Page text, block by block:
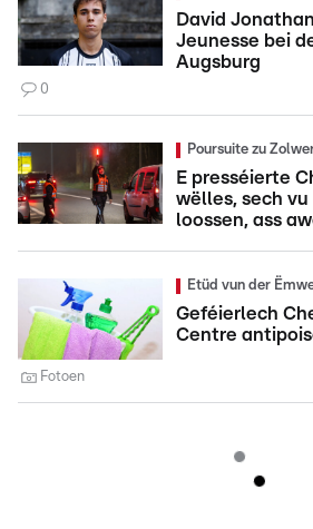
David
Jeunesse bei
Augsburg
0
Poursuite zu
E presséierte
wëlles, sech
loossen, ass
Etüd vun der
Geféierlech
Centre
Fotoen